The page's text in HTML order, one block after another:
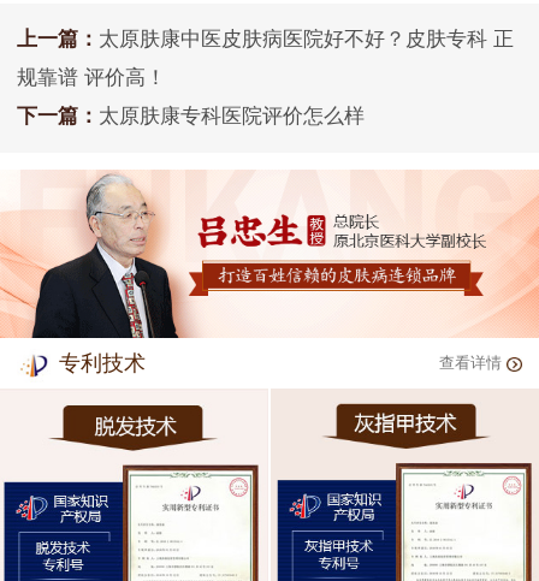
上一篇： 太原肤康中医皮肤病医院好不好？皮肤专科 正
规靠谱 评价高！
下一篇： 太原肤康专科医院评价怎么样
专利技术 查看详情